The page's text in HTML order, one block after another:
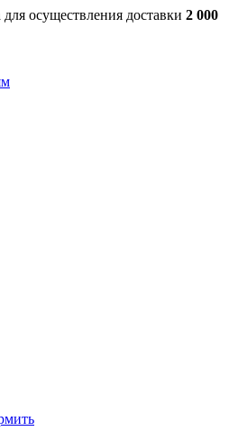
для осуществления доставки 2 000